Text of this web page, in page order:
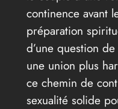
continence avant
préparation
d’une question
une union plus
ce chemin de
sexualité solide